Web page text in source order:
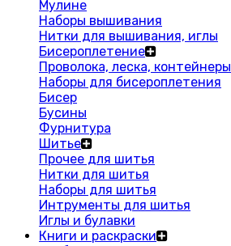
Мулине
Наборы вышивания
Нитки для вышивания, иглы
Бисероплетение
Проволока, леска, контейнеры
Наборы для бисероплетения
Бисер
Бусины
Фурнитура
Шитье
Прочее для шитья
Нитки для шитья
Наборы для шитья
Интрументы для шитья
Иглы и булавки
Книги и раскраски